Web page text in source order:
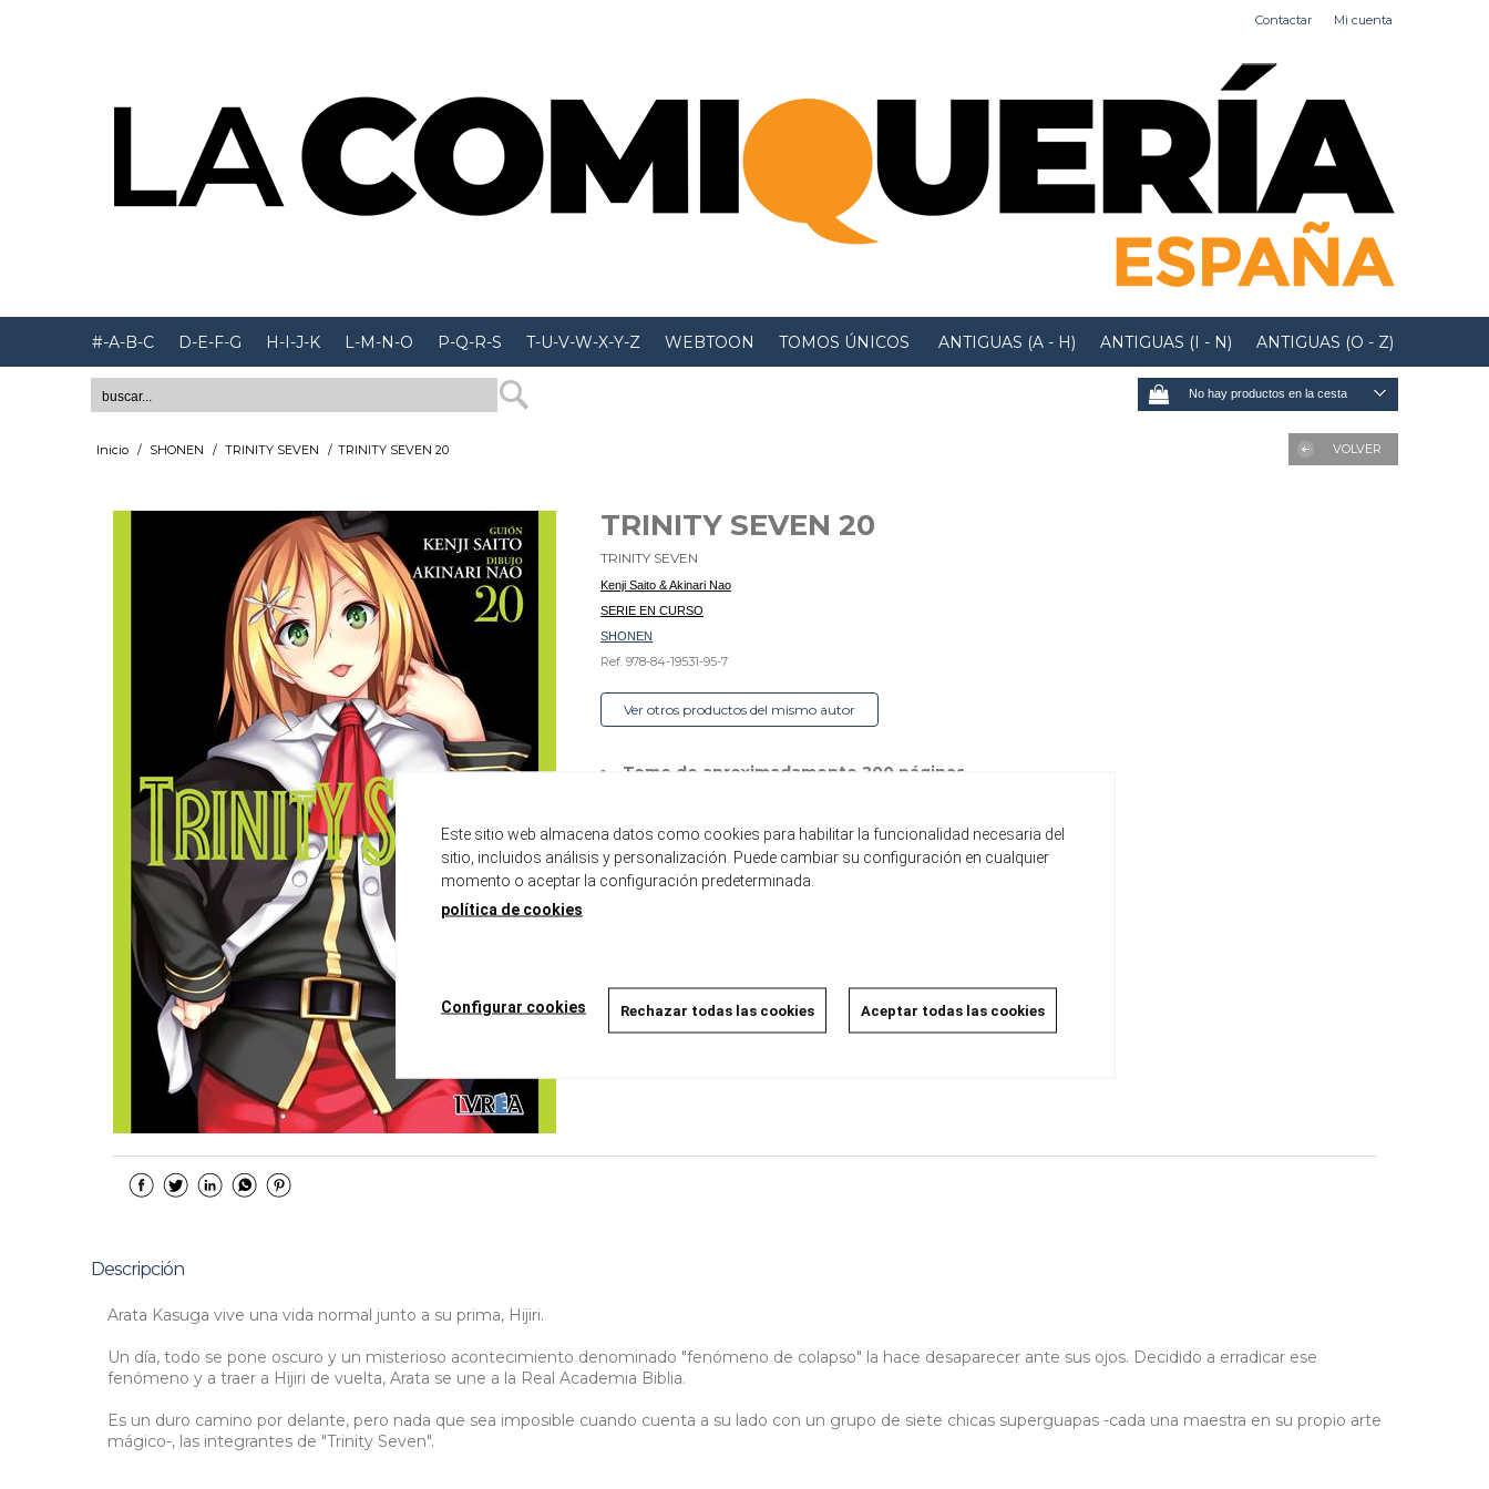
Contactar Mi cuenta
#-A-B-C D-E-F-G H-I-J-K L-M-N-O P-Q-R-S T-U-V-W-X-Y-Z WEBTOON TOMOS ÚNICOS ANTIGUAS (A - H) ANTIGUAS (I - N) ANTIGUAS (O - Z)
No hay productos en la cesta
Inicio / SHONEN / TRINITY SEVEN / TRINITY SEVEN 20 VOLVER
TRINITY SEVEN 20
TRINITY SEVEN
Kenji Saito & Akinari Nao
SERIE EN CURSO
SHONEN
Ref. 978-84-19531-95-7
Ver otros productos del mismo autor
Tomo de aproximadamente 200 páginas
Disponible
AÑADIR A LA CESTA
Descripción
Arata Kasuga vive una vida normal junto a su prima, Hijiri.
Un día, todo se pone oscuro y un misterioso acontecimiento denominado "fenómeno de colapso" la hace desaparecer ante sus ojos. Decidido a erradicar ese
fenómeno y a traer a Hijiri de vuelta, Arata se une a la Real Academia Biblia.
Es un duro camino por delante, pero nada que sea imposible cuando cuenta a su lado con un grupo de siete chicas superguapas -cada una maestra en su propio arte
mágico-, las integrantes de "Trinity Seven".
Este sitio web almacena datos como cookies para habilitar la funcionalidad necesaria del
sitio, incluidos análisis y personalización. Puede cambiar su configuración en cualquier
momento o aceptar la configuración predeterminada.
política de cookies
Configurar cookies Rechazar todas las cookies Aceptar todas las cookies